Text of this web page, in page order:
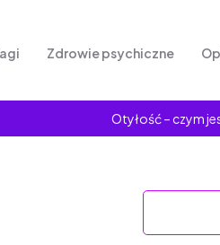
Zdrowie psychiczne
Otyłość – czym